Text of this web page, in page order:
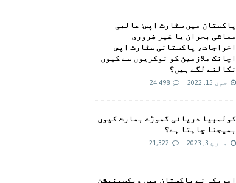
پاکستان میں سٹارٹ اپس: عالمی
معاشی بحران یا غیر ضروری
اخراجات، پاکستانی سٹارٹ اپس
اچانک ملازمین کو نوکریوں سے کیوں
نکالنے لگے ہیں؟
جون 15, 2022 24,498
کولمبیا دریائی گھوڑے بھارت کیوں
بھیجنا چاہتا ہے؟
مارچ 3, 2023 21,322
امريکہ نے پاکستان میں ویکسینیشن